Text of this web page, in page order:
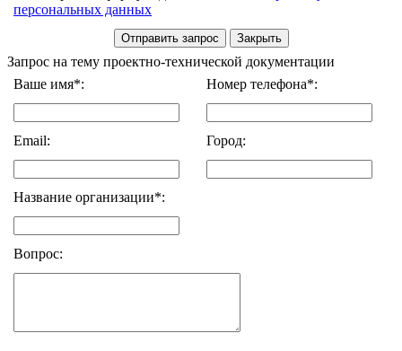
персональных данных
Запрос на тему проектно-технической документации
Ваше имя*:
Номер телефона*:
Email: Город:
Название организации*:
Вопрос: